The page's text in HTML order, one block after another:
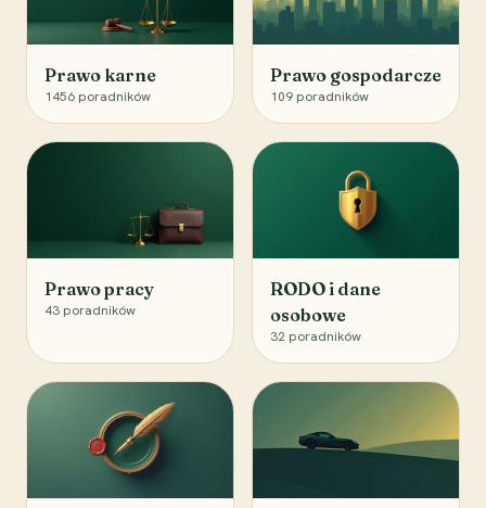
Prawo karne
1456 poradników
Prawo gospodarcze
109 poradników
Prawo pracy
43 poradników
RODO i dane
osobowe
32 poradników